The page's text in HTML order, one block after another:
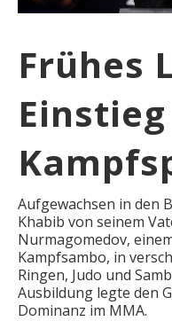
Frühes
Aufgewachsen in den
Khabib von seinem
Nurmagomedov,
Kampfsambo, in
Ringen, Judo und
Ausbildung legte den
Dominanz im MMA.